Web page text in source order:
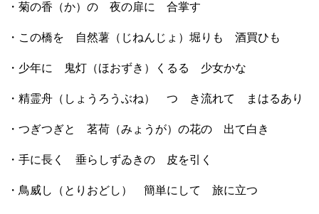
・菊の香（か）の 夜の扉に 合掌す
・この橋を 自然薯（じねんじょ）堀りも 酒買ひも
・少年に 鬼灯（ほおずき）くるる 少女かな
・精霊舟（しょうろうぶね） つゞき流れて まはるあり
・つぎつぎと 茗荷（みょうが）の花の 出て白き
・手に長く 垂らしずゐきの 皮を引く
・鳥威し（とりおどし） 簡単にして 旅に立つ